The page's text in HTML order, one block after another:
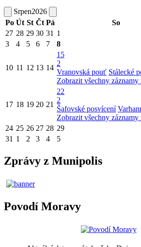
Srpen2026
Po Út St Čt Pá So
27 28 29 30 31 1
3
4 5 6 7 8
10 11 12 13 14
15
2
Vranovská pouť Stálecké
Zobrazit všechny záznamy
17 18 19 20 21
22
2
Šafovské posvícení
Zobrazit všechny záznamy
24 25 26 27 28 29
31 1 2 3 4 5
Zprávy z Munipolis
Povodí Moravy